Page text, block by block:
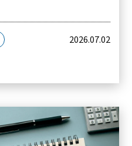
2026.07.02